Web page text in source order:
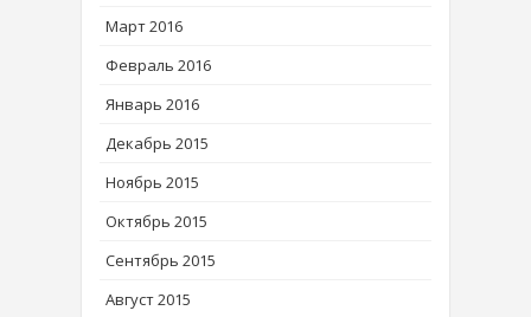
Март 2016
Февраль 2016
Январь 2016
Декабрь 2015
Ноябрь 2015
Октябрь 2015
Сентябрь 2015
Август 2015